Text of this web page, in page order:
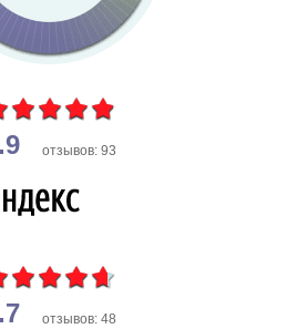
отзывов: 93
отзывов: 48